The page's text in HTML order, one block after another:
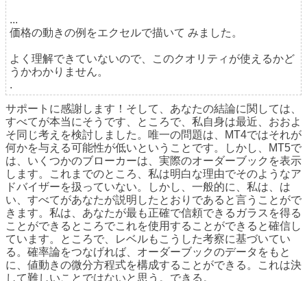
...
価格の動きの例をエクセルで描いて みました 。
よく理解できていないので、このクオリティが使えるかど
うかわかりません。
.
サポートに感謝します！そして、あなたの結論に関しては、
すべてが本当にそうです、ところで、私自身は最近、おおよ
そ同じ考えを検討しました。唯一の問題は、MT4ではそれが
何かを与える可能性が低いということです。しかし、MT5で
は、いくつかのブローカーは、実際のオーダーブックを表示
します。これまでのところ、私は明白な理由でそのようなア
ドバイザーを扱っていない。しかし、一般的に、私は、は
い、すべてがあなたが説明したとおりであると言うことがで
きます。私は、あなたが最も正確で信頼できるガラスを得る
ことができるところでこれを使用することができると確信し
ています。ところで、レベルもこうした考察に基づいてい
る。確率論をつなげれば、オーダーブックのデータをもと
に、値動きの微分方程式を構成することができる。これは決
して難しいことではないと思う。できる。